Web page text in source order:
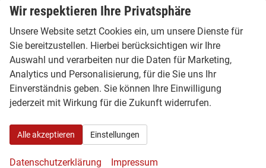
deutschen Modell abweichen. Deshalb lohnt
sich ein genauer Vergleich. Hamburgcars achtet
für Sie auf wichtige Details wie Motorisierung,
Getriebe, Ausstattungslinie, Assistenzsysteme,
Lieferzeit, Garantie und Fahrzeugdokumente.
Häufig gefragte Ausstattungen sindLED-
Scheinwerfer, Matrix-LED, S tronic, quattro,
Rückfahrkamera, 360-Grad-Kamera,
Navigationssystem, Sportsitze, Sitzheizung,
Wir respektieren Ihre Privatsphäre
Unsere Website setzt Cookies ein, um unsere Dienste für
Sie bereitzustellen. Hierbei berücksichtigen wir Ihre
Auswahl und verarbeiten nur die Daten für Marketing,
Analytics und Personalisierung, für die Sie uns Ihr
Einverständnis geben. Sie können Ihre Einwilligung
jederzeit mit Wirkung für die Zukunft widerrufen.
Alle akzeptieren Einstellungen
Datenschutzerklärung Impressum